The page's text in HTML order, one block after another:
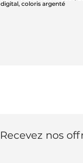
digital, coloris argenté
Recevez nos